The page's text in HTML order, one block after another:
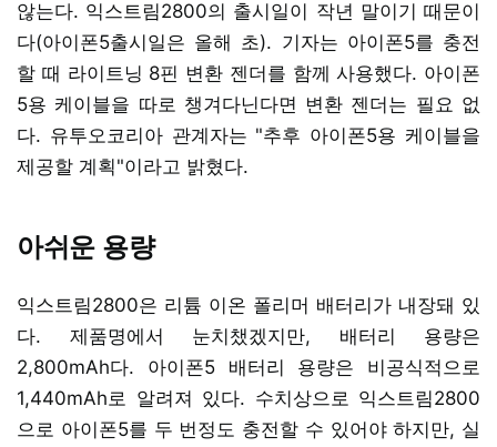
않는다. 익스트림2800의 출시일이 작년 말이기 때문이
다(아이폰5출시일은 올해 초). 기자는 아이폰5를 충전
할 때 라이트닝 8핀 변환 젠더를 함께 사용했다. 아이폰
5용 케이블을 따로 챙겨다닌다면 변환 젠더는 필요 없
다. 유투오코리아 관계자는 "추후 아이폰5용 케이블을
제공할 계획"이라고 밝혔다.
아쉬운 용량
익스트림2800은 리튬 이온 폴리머 배터리가 내장돼 있
다. 제품명에서 눈치챘겠지만, 배터리 용량은
2,800mAh다. 아이폰5 배터리 용량은 비공식적으로
1,440mAh로 알려져 있다. 수치상으로 익스트림2800
으로 아이폰5를 두 번정도 충전할 수 있어야 하지만, 실